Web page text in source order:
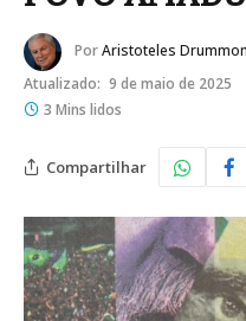
PorAristoteles
Atualizado: 9 de maio de 2025
3 Mins lidos
Compartilhar